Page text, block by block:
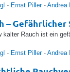
- Ernst Piller-Andrea
–
kalter Rauch ist ein
- Ernst Piller-Andrea